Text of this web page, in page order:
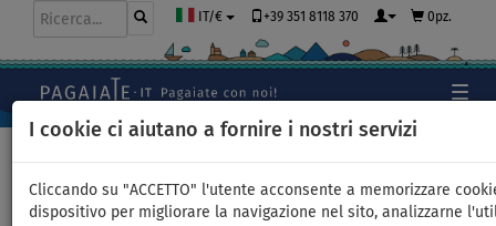
I cookie ci aiutano a fornire i nostri servizi
Cliccando su "ACCETTO" l'utente acconsente a memorizzare
dispositivo per migliorare la navigazione nel sito, analizzarne
IT/€ +39 351 8118 370 0pz.